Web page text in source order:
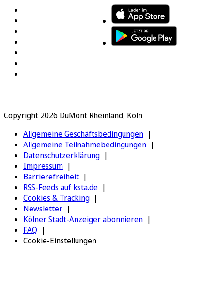
Copyright 2026 DuMont Rheinland, Köln
Allgemeine Geschäftsbedingungen
Allgemeine Teilnahmebedingungen
Datenschutzerklärung
Impressum
Barrierefreiheit
RSS-Feeds auf ksta.de
Cookies & Tracking
Newsletter
Kölner Stadt-Anzeiger abonnieren
FAQ
Cookie-Einstellungen